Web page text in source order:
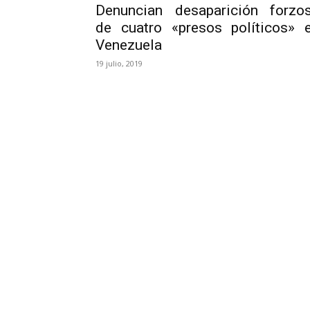
Denuncian desaparición
de cuatro «presos políticos»
Venezuela
19 julio, 2019